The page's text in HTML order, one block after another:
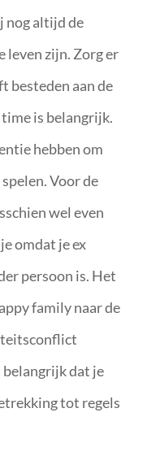
nog altijd de
leven zijn. Zorg er
besteden aan de
is belangrijk.
hebben om
Voor de
wel even
omdat je ex
persoon is. Het
family naar de
belangrijk dat je
tot regels